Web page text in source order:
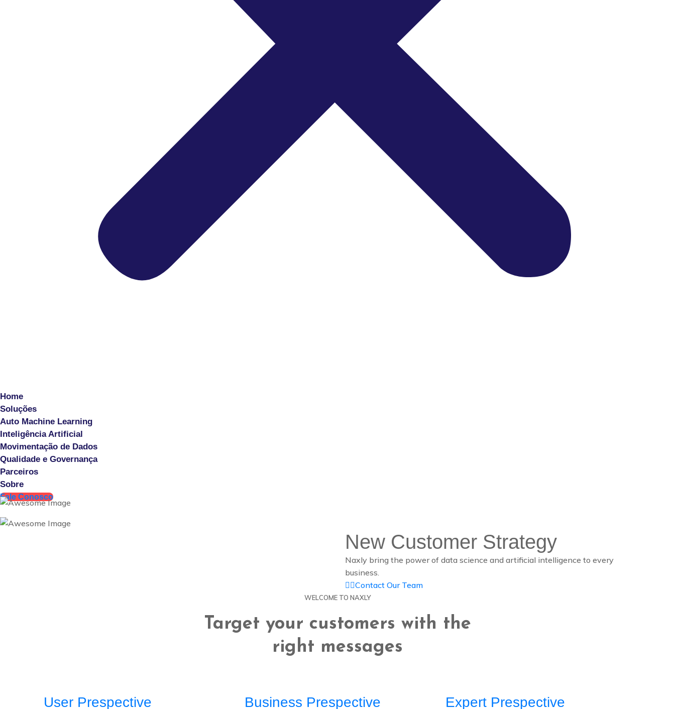
Home
Soluções
Auto Machine Learning
Inteligência Artificial
Movimentação de Dados
Qualidade e Governança
Parceiros
Sobre
Fale Conosco
New Customer Strategy
Naxly bring the power of data science and artificial intelligence to every
business.
Contact Our Team
WELCOME TO NAXLY
Target your customers with the
right messages
User Prespective Business Prespective Expert Prespective